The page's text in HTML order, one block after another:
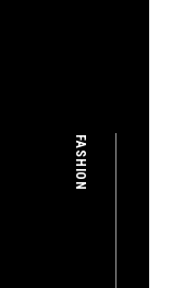
FASHION